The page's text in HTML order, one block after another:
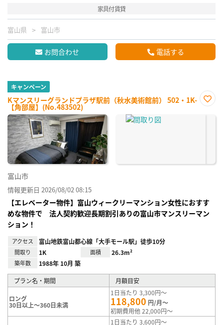
家具付賃貸
富山県 富山市
お問合わせ 電話する
キャンペーン
Kマンスリーグランドプラザ駅前（秋水美術館前） 502・1K-
【角部屋】(No.483502)
に入
富山市
情報更新日 2026/08/02 08:15
【エレベーター物件】富山ウィークリーマンション女性におすす
めな物件で 法人契約歓迎長期割引ありの富山市マンスリーマン
ション！
アクセス 富山地鉄富山都心線「大手モール駅」徒歩10分
間取り 1K 面積 26.3m²
築年数 1988年 10月 築
プラン名・期間 月額目安
ロング
30日以上～360日未満
1日当たり 3,300円～
118,800 円/月～
初期費用他 22,000円～
1日当たり 3,600円～